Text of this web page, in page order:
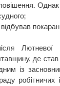
Лютневої
де став
із
робітничих